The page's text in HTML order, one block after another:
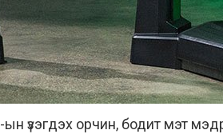
-ын үзэгдэх орчин, бодит мэт